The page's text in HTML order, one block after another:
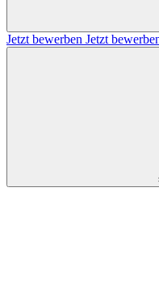
Jetzt bewerben Jetzt